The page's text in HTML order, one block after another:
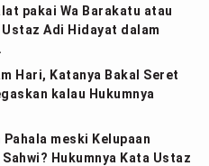
pakai Wa Barakatu atau
Adi Hidayat dalam
Hari, Katanya Bakal Seret
kalau Hukumnya
meski Kelupaan
Hukumnya Kata Ustaz